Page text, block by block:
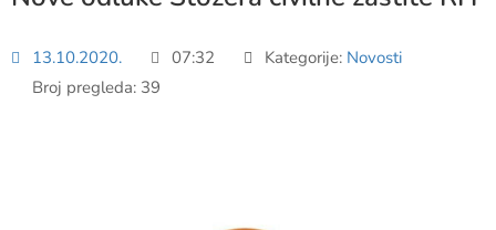
13.10.2020. 07:32 Kategorije: Novosti
Broj pregleda: 39